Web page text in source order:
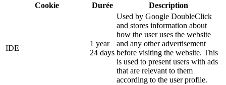
Cookie
Durée Description
IDE
1 year
24 days
Used by Google DoubleClick
and stores information about
how the user uses the website
and any other advertisement
before visiting the website. This
is used to present users with ads
that are relevant to them
according to the user profile.